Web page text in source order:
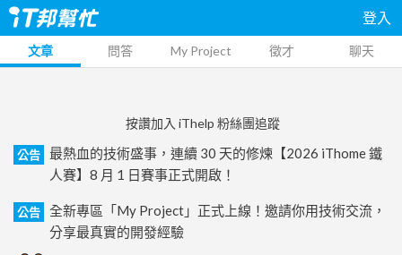
登入
文章 問答 My Project 徵才 聊天
按讚加入 iThelp 粉絲團追蹤
公告
最熱血的技術盛事，連續 30 天的修煉【2026 iThome 鐵
人賽】8 月 1 日賽事正式開啟！
公告
全新專區「My Project」正式上線！邀請你用技術交流，
分享最真實的開發經驗